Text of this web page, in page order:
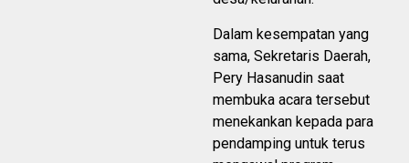
Dalam kesempatan yang
sama, Sekretaris Daerah,
Pery Hasanudin saat
membuka acara tersebut
menekankan kepada para
pendamping untuk terus